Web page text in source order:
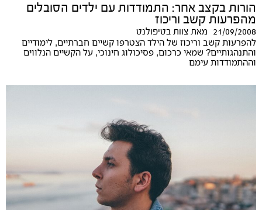
הורות בקצב אחר: התמודדות עם ילדים הסובלים
מהפרעות קשב וריכוז
21/09/2008 מאת צוות בטיפולנט
להפרעות קשב וריכוז של הילד הצטרפו קשיים חברתיים, לימודיים
והתנהגותיים? שמאי כרכום, פסיכולוג חינוכי, על הקשיים הנלווים
וההתמודדות עימם